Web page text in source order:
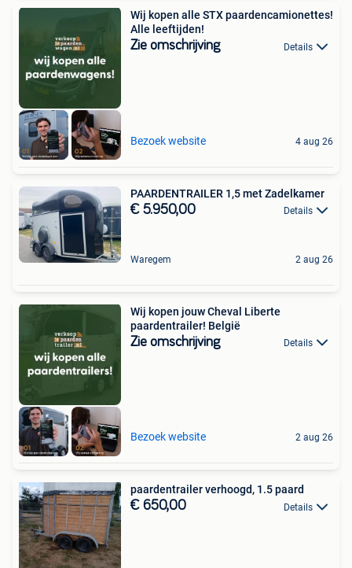
Wij kopen alle STX paardencamionettes!
Alle leeftijden!
Zie omschrijving Details
Bezoek website 4 aug 26
PAARDENTRAILER 1,5 met Zadelkamer
€ 5.950,00 Details
Waregem 2 aug 26
Wij kopen jouw Cheval Liberte
paardentrailer! België
Zie omschrijving Details
Bezoek website 2 aug 26
paardentrailer verhoogd, 1.5 paard
€ 650,00 Details